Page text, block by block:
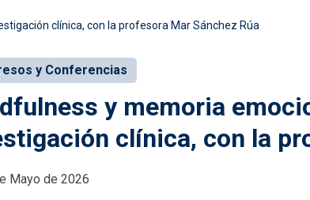
clínica, con la profesora Mar Sánchez Rúa
y Conferencias
y memoria
clínica, con la
Mayo de 2026